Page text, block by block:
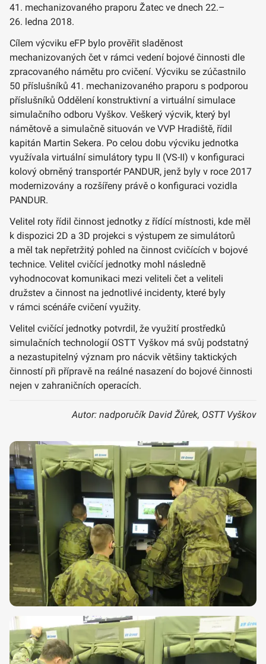
41. mechanizovaného praporu Žatec ve dnech 22.–
26. ledna 2018.
Cílem výcviku eFP bylo prověřit sladěnost
mechanizovaných čet v rámci vedení bojové činnosti dle
zpracovaného námětu pro cvičení. Výcviku se zúčastnilo
50 příslušníků 41. mechanizovaného praporu s podporou
příslušníků Oddělení konstruktivní a virtuální simulace
simulačního odboru Vyškov. Veškerý výcvik, který byl
námětově a simulačně situován ve VVP Hradiště, řídil
kapitán Martin Sekera. Po celou dobu výcviku jednotka
využívala virtuální simulátory typu II (VS-II) v konfiguraci
kolový obrněný transportér PANDUR, jenž byly v roce 2017
modernizovány a rozšířeny právě o konfiguraci vozidla
PANDUR.
Velitel roty řídil činnost jednotky z řídící místnosti, kde měl
k dispozici 2D a 3D projekci s výstupem ze simulátorů
a měl tak nepřetržitý pohled na činnost cvičících v bojové
technice. Velitel cvičící jednotky mohl následně
vyhodnocovat komunikaci mezi veliteli čet a veliteli
družstev a činnost na jednotlivé incidenty, které byly
v rámci scénáře cvičení využity.
Velitel cvičící jednotky potvrdil, že využití prostředků
simulačních technologií OSTT Vyškov má svůj podstatný
a nezastupitelný význam pro nácvik většiny taktických
činností při přípravě na reálné nasazení do bojové činnosti
nejen v zahraničních operacích.
Autor: nadporučík David Žůrek, OSTT Vyškov